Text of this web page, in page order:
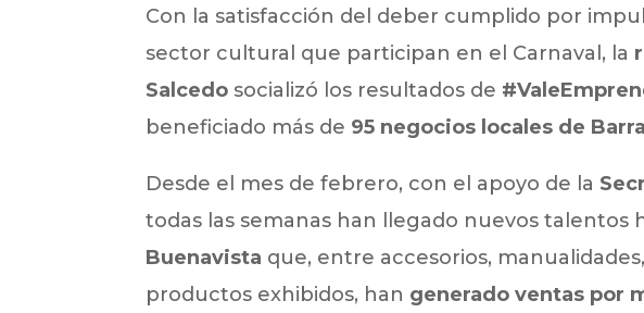
Con la satisfacción del deber cumplido por
sector cultural que participan en el Carnaval, la
Salcedo socializó los resultados de
beneficiado más de 95 negocios locales de
Desde el mes de febrero, con el apoyo de la
todas las semanas han llegado nuevos talentos
Buenavista que, entre accesorios,
productos exhibidos, han generado ventas por